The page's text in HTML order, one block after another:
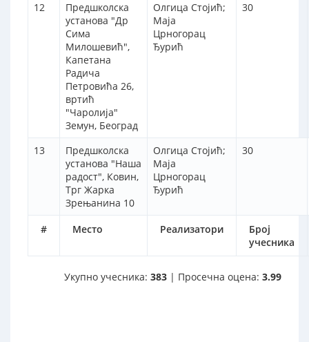
# Место Реализатори
Број
учесника
12
Предшколска
установа "Др
Сима
Милошевић",
Капетана
Радича
Петровића 26,
вртић
"Чаролија"
Земун, Београд
Олгица Стојић;
Маја
Црногорац
Ђурић
30
13
Предшколска
установа "Наша
радост", Ковин,
Трг Жарка
Зрењанина 10
Олгица Стојић;
Маја
Црногорац
Ђурић
30
Укупно учесника: 383 | Просечна оцена: 3.99